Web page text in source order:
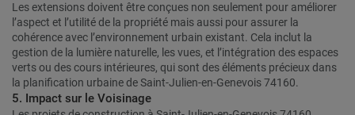
Les extensions doivent être conçues non seulement pour améliorer
l’aspect et l’utilité de la propriété mais aussi pour assurer la
cohérence avec l’environnement urbain existant. Cela inclut la
gestion de la lumière naturelle, les vues, et l’intégration des espaces
verts ou des cours intérieures, qui sont des éléments précieux dans
la planification urbaine de Saint-Julien-en-Genevois 74160.
5. Impact sur le Voisinage